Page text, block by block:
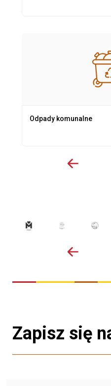
Odpady komunalne
Zapisz się